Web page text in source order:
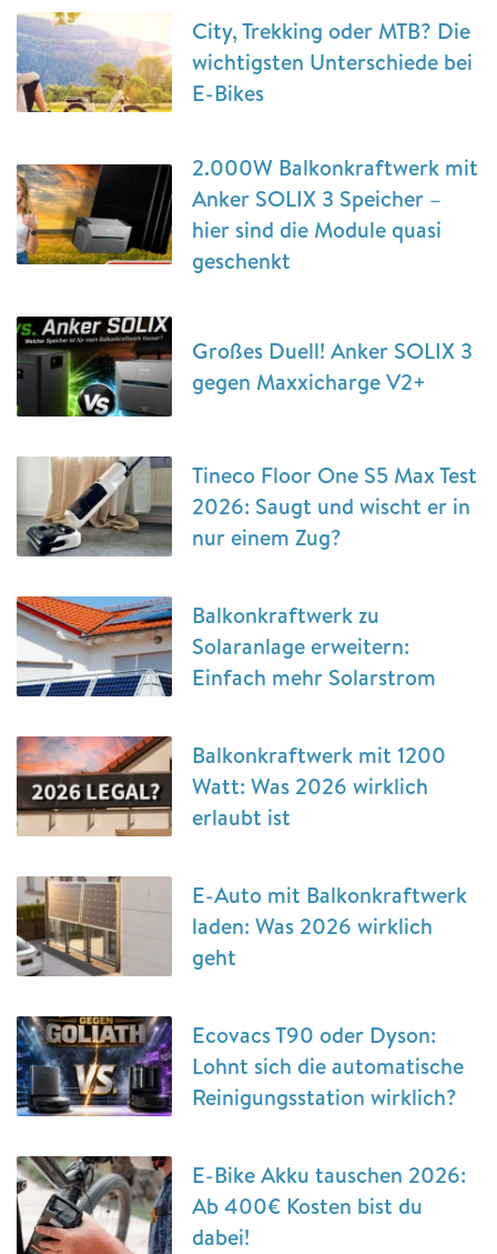
City, Trekking oder MTB? Die
wichtigsten Unterschiede bei
E-Bikes
2.000W Balkonkraftwerk mit
Anker SOLIX 3 Speicher –
hier sind die Module quasi
geschenkt
Großes Duell! Anker SOLIX 3
gegen Maxxicharge V2+
Tineco Floor One S5 Max Test
2026: Saugt und wischt er in
nur einem Zug?
Balkonkraftwerk zu
Solaranlage erweitern:
Einfach mehr Solarstrom
Balkonkraftwerk mit 1200
Watt: Was 2026 wirklich
erlaubt ist
E-Auto mit Balkonkraftwerk
laden: Was 2026 wirklich
geht
Ecovacs T90 oder Dyson:
Lohnt sich die automatische
Reinigungsstation wirklich?
E-Bike Akku tauschen 2026:
Ab 400€ Kosten bist du
dabei!